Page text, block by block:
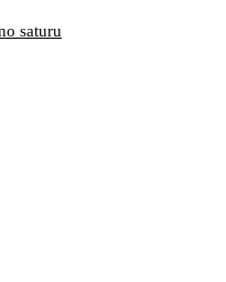
saturu